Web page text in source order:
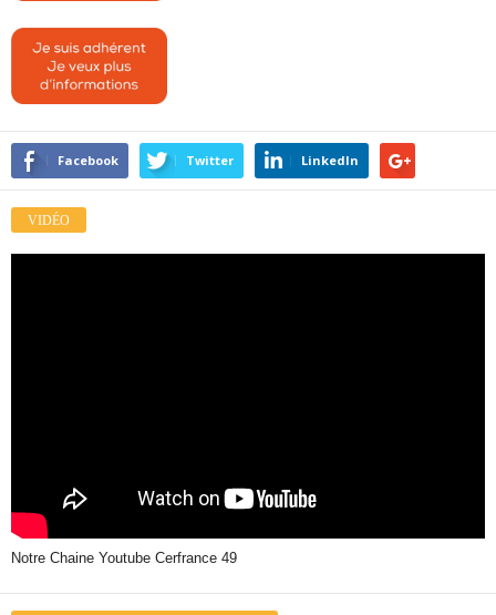
Facebook Twitter LinkedIn
VIDÉO
Notre Chaine Youtube Cerfrance 49